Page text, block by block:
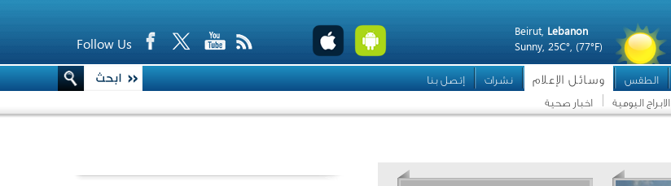
Beirut, Lebanon
Sunny, 25C°, (77°F)
Follow Us
الطقس وسائل الإعلام نشرات
إتصل بنا
الابراج اليومية اخبار صحية